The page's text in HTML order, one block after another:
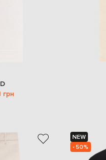
грн
NEW
- 50%